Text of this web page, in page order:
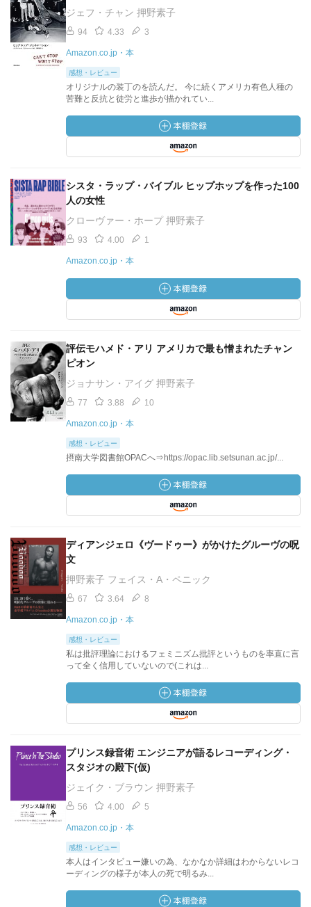
ジェフ・チャン 押野素子
94 4.33 3
Amazon.co.jp・本
感想・レビュー
オリジナルの装丁のを読んだ。 今に続くアメリカ有色人種の
苦難と反抗と徒労と進歩が描かれてい...
シスタ・ラップ・バイブル ヒップホップを作った100
人の女性
クローヴァー・ホープ 押野素子
93 4.00 1
Amazon.co.jp・本
評伝モハメド・アリ アメリカで最も憎まれたチャン
ピオン
ジョナサン・アイグ 押野素子
77 3.88 10
Amazon.co.jp・本
感想・レビュー
摂南大学図書館OPACへ⇒https://opac.lib.setsunan.ac.jp/...
ディアンジェロ《ヴードゥー》がかけたグルーヴの呪
文
押野素子 フェイス・A・ペニック
67 3.64 8
Amazon.co.jp・本
感想・レビュー
私は批評理論におけるフェミニズム批評というものを率直に言
って全く信用していないので(これは...
プリンス録音術 エンジニアが語るレコーディング・
スタジオの殿下(仮)
ジェイク・ブラウン 押野素子
56 4.00 5
Amazon.co.jp・本
感想・レビュー
本人はインタビュー嫌いの為、なかなか詳細はわからないレコ
ーディングの様子が本人の死で明るみ...